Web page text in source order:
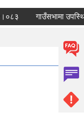
गाउँसभामा उपस्थिति